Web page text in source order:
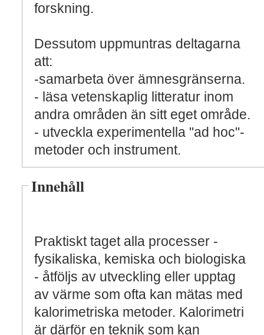
forskning.
Dessutom uppmuntras deltagarna
att:
-samarbeta över ämnesgränserna.
- läsa vetenskaplig litteratur inom
andra områden än sitt eget område.
- utveckla experimentella "ad hoc"-
metoder och instrument.
Innehåll
Praktiskt taget alla processer -
fysikaliska, kemiska och biologiska
- åtföljs av utveckling eller upptag
av värme som ofta kan mätas med
kalorimetriska metoder. Kalorimetri
är därför en teknik som kan